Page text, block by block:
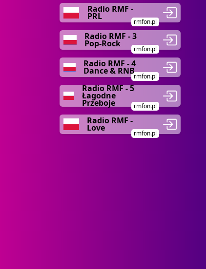
Radio RMF -
PRL
rmfon.pl
Radio RMF - 3
Pop-Rock
rmfon.pl
Radio RMF - 4
Dance & RNB
rmfon.pl
Radio RMF - 5
Łagodne
Przeboje rmfon.pl
Radio RMF -
Love
rmfon.pl